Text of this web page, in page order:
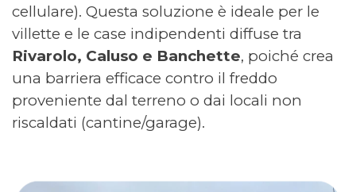
cellulare). Questa soluzione è ideale per le
villette e le case indipendenti diffuse tra
Rivarolo, Caluso e Banchette, poiché crea
una barriera efficace contro il freddo
proveniente dal terreno o dai locali non
riscaldati (cantine/garage).